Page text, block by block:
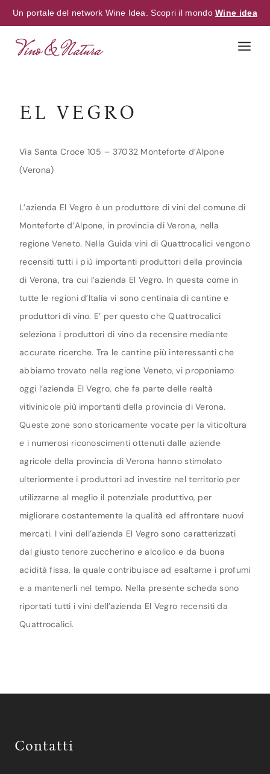
Un portale del network Wine Idea. Scopri il mondoWine idea
EL VEGRO
Via Santa Croce 105 – 37032 Monteforte d’Alpone
(Verona)
L’azienda El Vegro è un produttore di vini del comune di
Monteforte d’Alpone, in provincia di Verona, nella
regione Veneto. Nella Guida vini di Quattrocalici vengono
recensiti tutti i più importanti produttori della provincia
di Verona, tra cui l’azienda El Vegro. In questa come in
tutte le regioni d’Italia vi sono centinaia di cantine e
produttori di vino. E’ per questo che Quattrocalici
seleziona i produttori di vino da recensire mediante
accurate ricerche. Tra le cantine più interessanti che
abbiamo trovato nella regione Veneto, vi proponiamo
oggi l’azienda El Vegro, che fa parte delle realtà
vitivinicole più importanti della provincia di Verona.
Queste zone sono storicamente vocate per la viticoltura
e i numerosi riconoscimenti ottenuti dalle aziende
agricole della provincia di Verona hanno stimolato
ulteriormente i produttori ad investire nel territorio per
utilizzarne al meglio il potenziale produttivo, per
migliorare costantemente la qualità ed affrontare nuovi
mercati. I vini dell’azienda El Vegro sono caratterizzati
dal giusto tenore zuccherino e alcolico e da buona
acidità fissa, la quale contribuisce ad esaltarne i profumi
e a mantenerli nel tempo. Nella presente scheda sono
riportati tutti i vini dell’azienda El Vegro recensiti da
Quattrocalici.
Contatti